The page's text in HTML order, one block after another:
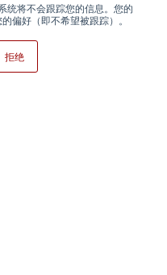
统将不会跟踪您的信息。您的
偏好（即不希望被跟踪）。
拒绝Inc. All Rights Reserved.